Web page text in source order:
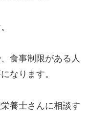
食事制限がある人
なります。
養士さんに相談す